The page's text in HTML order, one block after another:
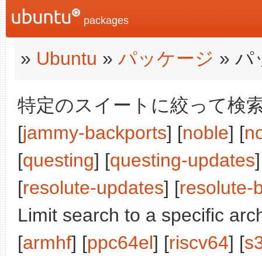
packages
» Ubuntu » パッケージ » パ
特定のスイートに絞って検
[jammy-backports] [noble] [
[questing] [questing-updates
[resolute-updates] [resolute-
Limit search to a specific
[armhf] [ppc64el] [riscv64] [